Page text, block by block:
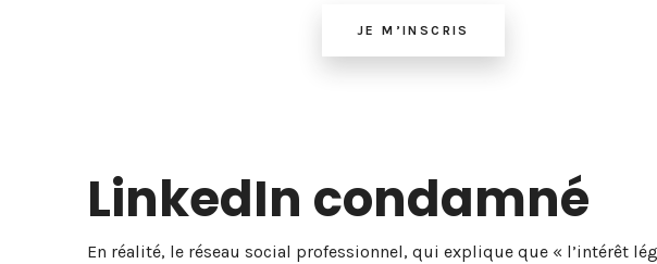
JE M’INSCRIS
LinkedIn condamné
En réalité, le réseau social professionnel, qui explique que « l’intérêt